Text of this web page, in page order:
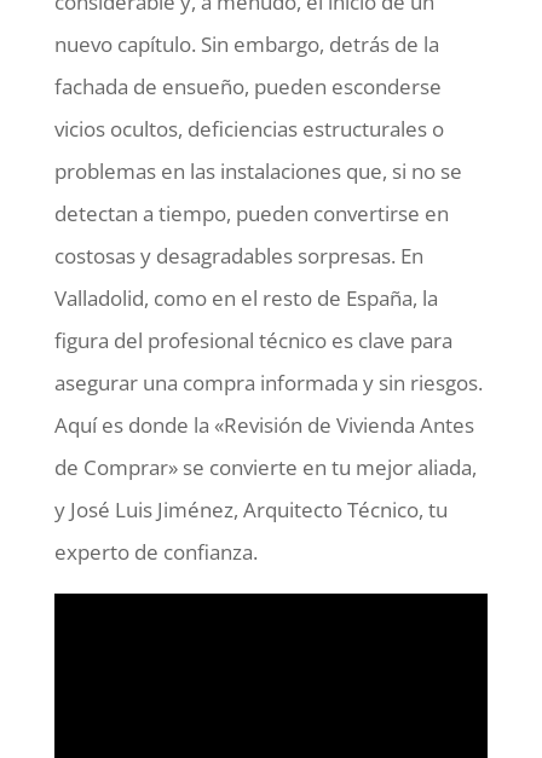
nuevo capítulo. Sin embargo, detrás de la
fachada de ensueño, pueden esconderse
vicios ocultos, deficiencias estructurales o
problemas en las instalaciones que, si no se
detectan a tiempo, pueden convertirse en
costosas y desagradables sorpresas. En
Valladolid, como en el resto de España, la
figura del profesional técnico es clave para
asegurar una compra informada y sin riesgos.
Aquí es donde la «Revisión de Vivienda Antes
de Comprar» se convierte en tu mejor aliada,
y José Luis Jiménez, Arquitecto Técnico, tu
experto de confianza.